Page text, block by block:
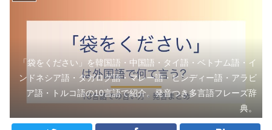
「袋をください」を韓国語・中国語・タイ語・ベトナム語・イ
ンドネシア語・タガログ語・マレー語・ヒンディー語・アラビ
ア語・トルコ語の10言語で紹介。発音つき多言語フレーズ辞
典。